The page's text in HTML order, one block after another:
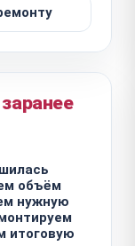
объём
нужную
итоговую